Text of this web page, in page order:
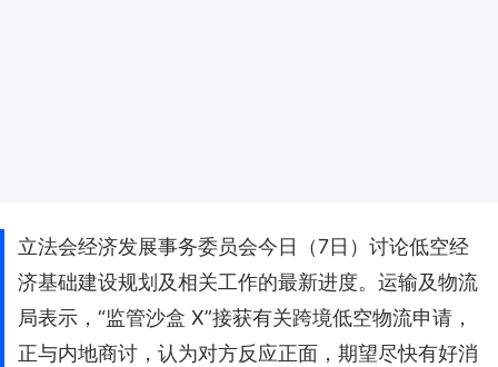
立法会经济发展事务委员会今日（7日）讨论低空经
济基础建设规划及相关工作的最新进度。运输及物流
局表示，“监管沙盒 X”接获有关跨境低空物流申请，
正与内地商讨，认为对方反应正面，期望尽快有好消